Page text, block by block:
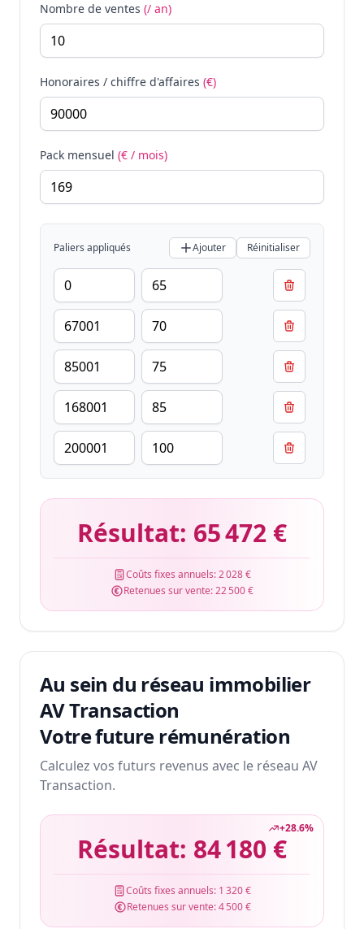
Nombre de ventes (/ an)
Honoraires / chiffre d'affaires (€)
Pack mensuel (€ / mois)
Paliers appliqués Ajouter Réinitialiser
Résultat: 65 472 €
Coûts fixes annuels:2 028 €
Retenues sur vente:22 500 €
Au sein du réseau immobilier
AV Transaction
Votre future rémunération
Calculez vos futurs revenus avec le réseau AV
Transaction.
+28.6%
Résultat: 84 180 €
Coûts fixes annuels: 1 320 €
Retenues sur vente:4 500 €